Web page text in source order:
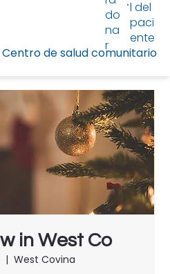
Centro de salud comunitario
do
na
r
l del
paci
ente
in West Co
  |
West Covina